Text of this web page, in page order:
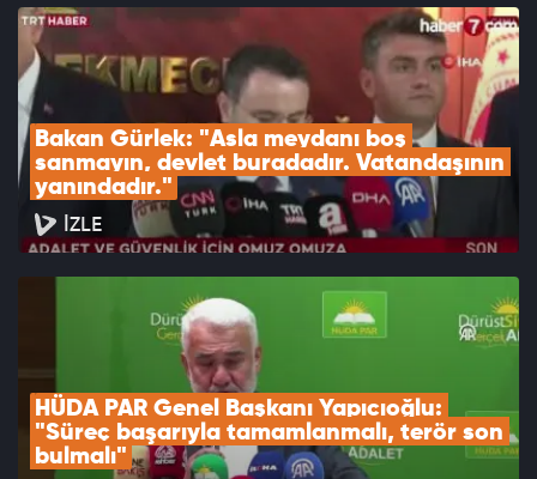
Bakan Gürlek: "Asla meydanı boş
sanmayın, devlet buradadır. Vatandaşının
yanındadır."
İZLE
HÜDA PAR Genel Başkanı Yapıcıoğlu:
"Süreç başarıyla tamamlanmalı, terör son
bulmalı"